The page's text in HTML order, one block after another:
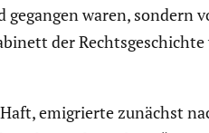
waren, sondern
der
emigrierte zunächst